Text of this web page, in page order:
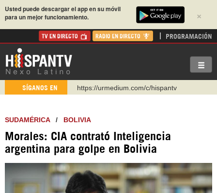
×
Usted puede descargar el app en su móvil
para un mejor funcionamiento.
TV EN DIRECTO RADIO EN DIRECTO PROGRAMACIÓN
SÍGANOS EN
https://urmedium.com/c/hispantv
Instagram como: hispan_tv
https://www.facebook.com/Nexolatino.Canal
https://www.youtube.com/@nexo_latino
https://t.me/hispantvcanal
SUDAMÉRICA/ BOLIVIA
Morales: CIA contrató Inteligencia
argentina para golpe en Bolivia